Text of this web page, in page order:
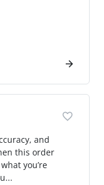
and
this order
you’re